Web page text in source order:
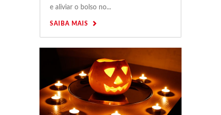
e aliviar o bolso no...
SAIBA MAIS